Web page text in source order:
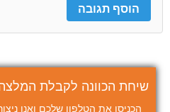
שיחת הכוונה לקבלת
הכניסו את הטלפון שלכם ואנו